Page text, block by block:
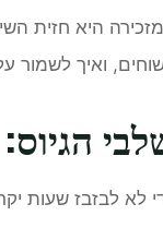
היא חזית
ואיך לשמור
לא לבזבז שעות